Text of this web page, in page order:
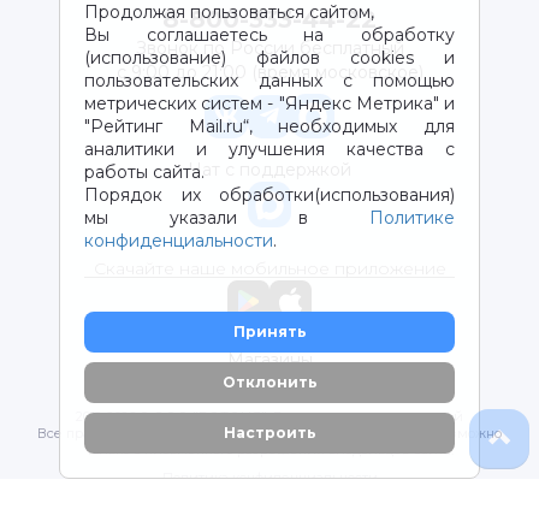
Продолжая пользоваться сайтом,
Вы соглашаетесь на обработку
(использование) файлов cookies и
пользовательских данных с помощью
метрических систем - "Яндекс Метрика" и
"Рейтинг Mail.ru“, необходимых для
аналитики и улучшения качества с
работы сайта.
Порядок их обработки(использования)
мы указали в
Политике
конфиденциальности.
Принять
Отклонить
Настроить
8-800-333-44-22
Звонок по России бесплатный
с 9:00 до 21:00 (время московское)
Чат с поддержкой
Магазины
2012-2026 © ООО "ВОТОНЯ". Детские товары с доставкой
Все права защищены. Любое использование материалов возможно
только с письменного разрешения владельцев сайта.
Политика конфиденциальности